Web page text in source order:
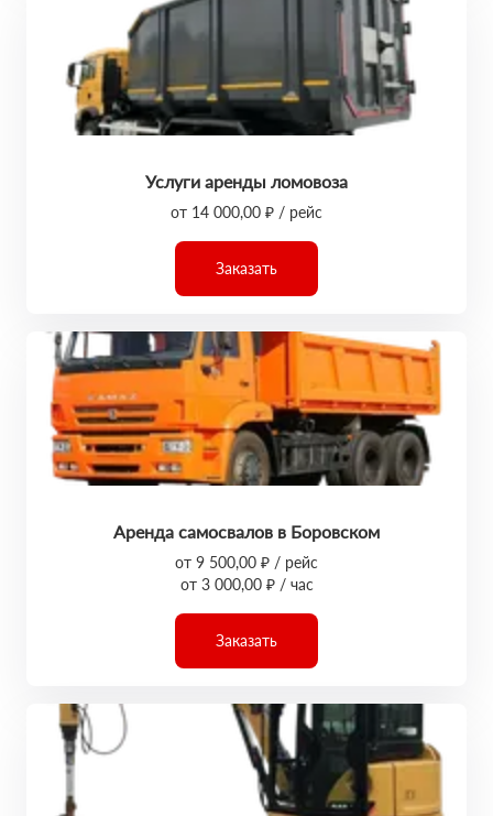
Услуги аренды ломовоза
от 14 000,00 ₽ / рейс
Заказать
Аренда самосвалов в Боровском
от 9 500,00 ₽ / рейс
от 3 000,00 ₽ / час
Заказать